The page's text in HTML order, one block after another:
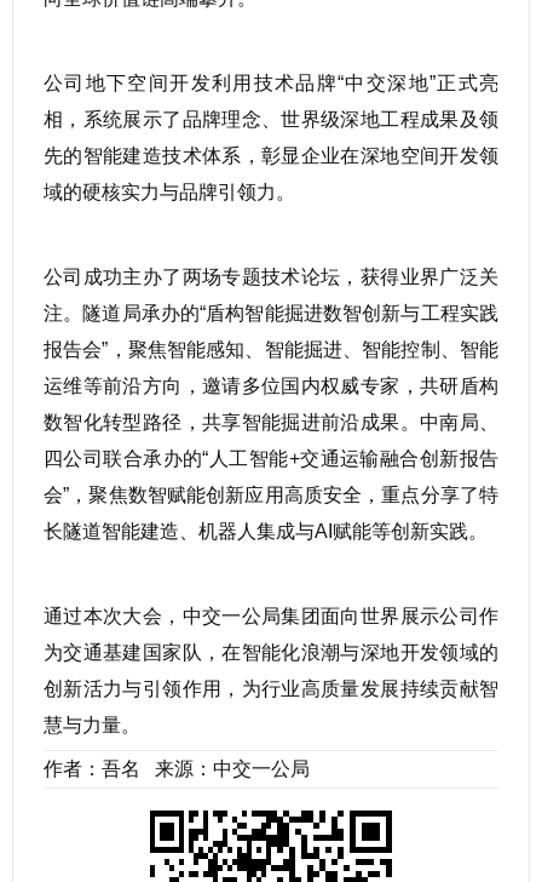
公司地下空间开发利用技术品牌“中交深地”正式亮
相，系统展示了品牌理念、世界级深地工程成果及领
先的智能建造技术体系，彰显企业在深地空间开发领
域的硬核实力与品牌引领力。
公司成功主办了两场专题技术论坛，获得业界广泛关
注。隧道局承办的“盾构智能掘进数智创新与工程实践
报告会”，聚焦智能感知、智能掘进、智能控制、智能
运维等前沿方向，邀请多位国内权威专家，共研盾构
数智化转型路径，共享智能掘进前沿成果。中南局、
四公司联合承办的“人工智能+交通运输融合创新报告
会”，聚焦数智赋能创新应用高质安全，重点分享了特
长隧道智能建造、机器人集成与AI赋能等创新实践。
通过本次大会，中交一公局集团面向世界展示公司作
为交通基建国家队，在智能化浪潮与深地开发领域的
创新活力与引领作用，为行业高质量发展持续贡献智
慧与力量。
作者：吾名 来源：中交一公局